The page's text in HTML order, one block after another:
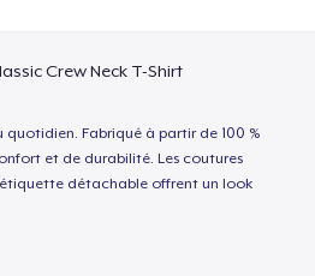
Crew Neck T-Shirt
Fabriqué à partir de 100 %
et de durabilité. Les coutures
détachable offrent un look